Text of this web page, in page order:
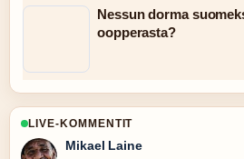
Nessun dorma
oopperasta?
LIVE-KOMMENTIT
Mikael Laine